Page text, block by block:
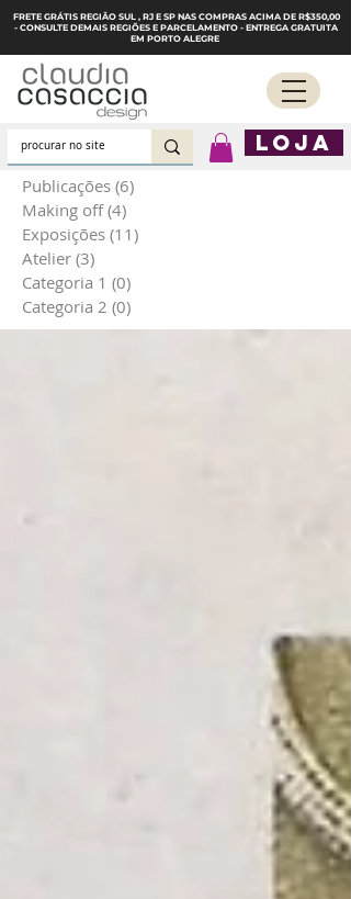
FRETE GRÁTIS REGIÃO SUL , RJ E SP NAS COMPRAS ACIMA DE R$350,00
- CONSULTE DEMAIS REGIÕES E PARCELAMENTO - ENTREGA GRATUITA
EM PORTO ALEGRE
LOJA
Publicações (6)
Making off (4)
Exposições (11)
Atelier (3)
Categoria 1 (0)
Categoria 2 (0)